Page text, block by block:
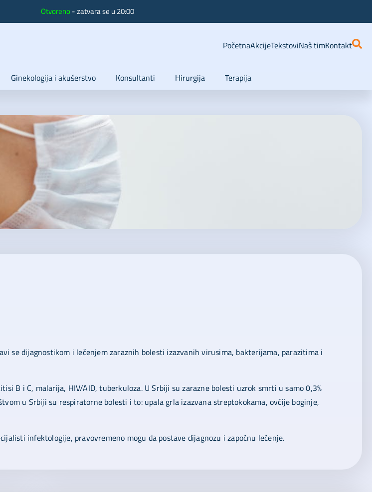
Otvoreno- zatvara se u 20:00
PočetnaAkcijeTekstoviNaš timKontakt
Ginekologija i akušerstvo Konsultanti Hirurgija Terapija
se dijagnostikom i lečenjem zaraznih bolesti izazvanih virusima, bakterijama, parazitima i
B i C, malarija, HIV/AID, tuberkuloza. U Srbiji su zarazne bolesti uzrok smrti u samo 0,3%
u Srbiji su respiratorne bolesti i to: upala grla izazvana streptokokama, ovčije boginje,
infektologije, pravovremeno mogu da postave dijagnozu i započnu lečenje.